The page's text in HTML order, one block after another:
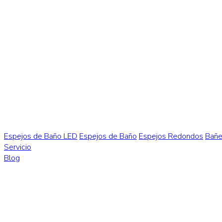
Espejos de Baño LED Espejos de Baño Espejos Redondos
Servicio
Blog